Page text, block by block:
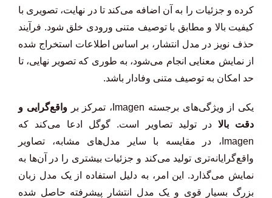
کرده و جزئیات را به آن اضافه می‌کند تا در نهایت، تصویری با
کیفیت بالا و مطابق با توصیف متنی ورودی خلق شود. فرآیند
حذف نویز در مدل انتشار، بر اساس اطلاعات استخراج شده
از نمایش معنایی انجام می‌شود، به طوری که تصویر نهایی، تا
حد امکان به توصیف متنی وفادار باشد.
یکی از ویژگی‌های برجسته Imagen، تمرکز بر
واقع‌گرایی و
دقت بالا در تولید تصاویر است. گوگل ادعا می‌کند که
Imagen، در مقایسه با سایر مدل‌های مشابه، تصاویر
واقع‌گرایانه‌تری تولید می‌کند و جزئیات بیشتری را در آن‌ها به
نمایش می‌گذارد. این امر، به دلیل استفاده از یک مدل زبان
بزرگ بسیار قوی و یک مدل انتشار پیشرفته حاصل شده